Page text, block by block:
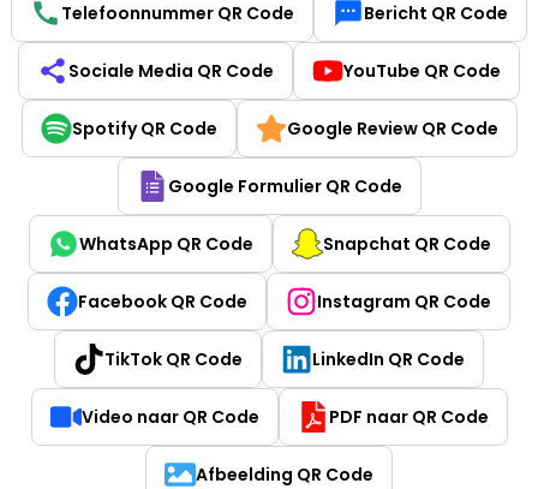
Telefoonnummer QR Code Bericht QR Code
Sociale Media QR Code YouTube QR Code
Spotify QR Code Google Review QR Code
Google Formulier QR Code
WhatsApp QR Code Snapchat QR Code
Facebook QR Code Instagram QR Code
TikTok QR Code LinkedIn QR Code
Video naar QR Code PDF naar QR Code
Afbeelding QR Code